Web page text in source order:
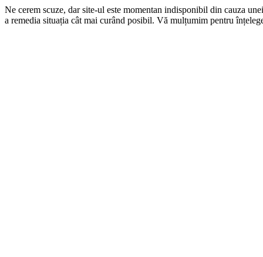
Ne cerem scuze, dar site-ul este momentan indisponibil din cauza
a remedia situația cât mai curând posibil. Vă mulțumim pentru